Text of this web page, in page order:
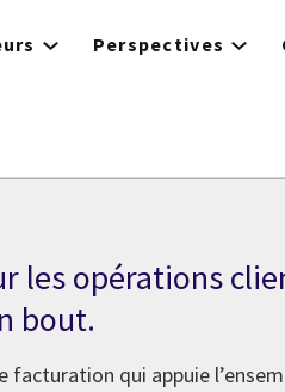
Perspectives
les opérations
bout.
facturation qui appuie